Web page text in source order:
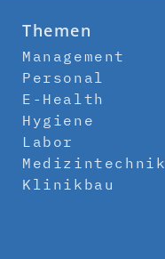
Themen
Management
Personal
E-Health
Hygiene
Labor
Medizintechnik
Klinikbau